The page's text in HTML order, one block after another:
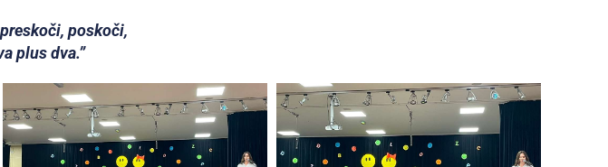
poskoči,
plus dva.”